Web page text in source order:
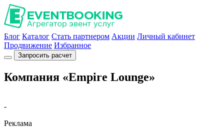
Блог Каталог Стать партнером Акции Личный кабинет
Продвижение Избранное
Запросить расчет
Компания «Empire Lounge»
-
Реклама